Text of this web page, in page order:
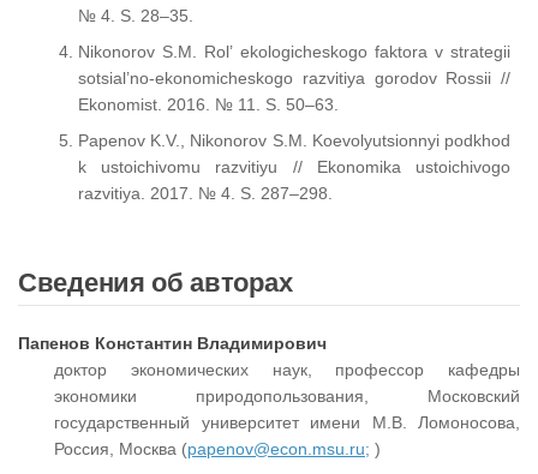
№ 4. S. 28–35.
Nikonorov S.M. Rol’ ekologicheskogo faktora v strategii
sotsial’no-ekonomicheskogo razvitiya gorodov Rossii //
Ekonomist. 2016. № 11. S. 50–63.
Papenov K.V., Nikonorov S.M. Koevolyutsionnyi podkhod
k ustoichivomu razvitiyu // Ekonomika ustoichivogo
razvitiya. 2017. № 4. S. 287–298.
Сведения об авторах
Папенов Константин Владимирович
доктор экономических наук, профессор кафедры
экономики природопользования, Московский
государственный университет имени М.В. Ломоносова,
Россия, Москва (papenov@econ.msu.ru; )